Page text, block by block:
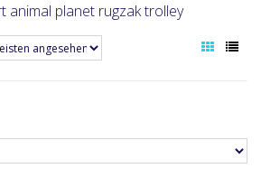
animal planet rugzak trolley